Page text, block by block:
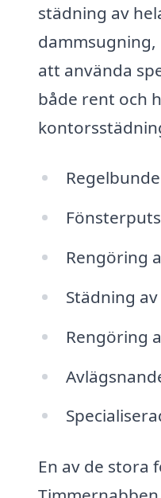
städning av
att använda
både rent och
Rengöring
Städning
Rengöring
En av de stora